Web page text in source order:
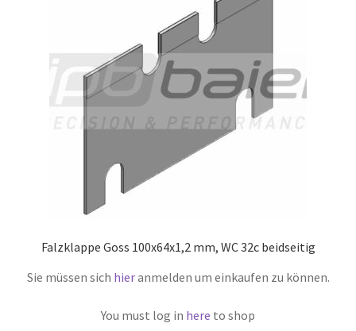
Falzklappe Goss 100x64x1,2 mm, WC 32c beidseitig
Sie müssen sich hieranmelden um einkaufen zu können.
You must log in here to shop